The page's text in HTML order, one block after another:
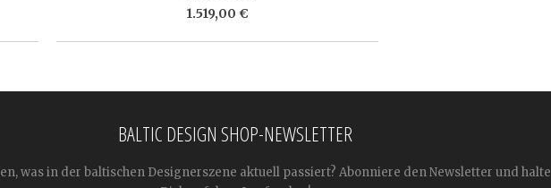
1.519,00 €
BALTIC DESIGN SHOP-NEWSLETTER
was in der baltischen Designerszene aktuell passiert? Abonniere den Newsletter und halte